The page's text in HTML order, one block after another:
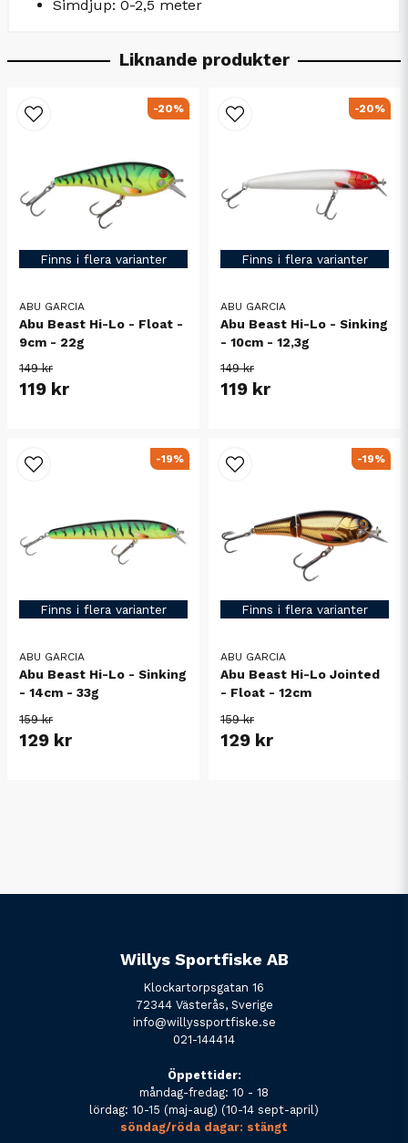
Simdjup: 0-2,5 meter
Liknande produkter
Finns i flera varianter
ABU GARCIA
Abu Beast Hi-Lo - Float -
9cm - 22g
149 kr
119 kr
-20%
Finns i flera varianter
ABU GARCIA
Abu Beast Hi-Lo - Sinking
- 10cm - 12,3g
149 kr
119 kr
-20%
Finns i flera varianter
ABU GARCIA
Abu Beast Hi-Lo - Sinking
- 14cm - 33g
159 kr
129 kr
-19%
Finns i flera varianter
ABU GARCIA
Abu Beast Hi-Lo Jointed
- Float - 12cm
159 kr
129 kr
-19%
Willys Sportfiske AB
Klockartorpsgatan 16
72344 Västerås, Sverige
info@willyssportfiske.se
021-144414
Öppettider:
måndag-fredag: 10 - 18
lördag: 10-15 (maj-aug) (10-14 sept-april)
söndag/röda dagar: stängt